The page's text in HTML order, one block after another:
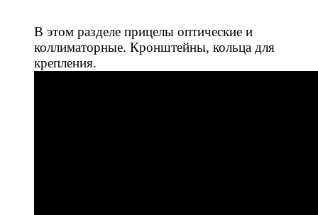
В этом разделе прицелы оптические и
коллиматорные. Кронштейны, кольца для
крепления.